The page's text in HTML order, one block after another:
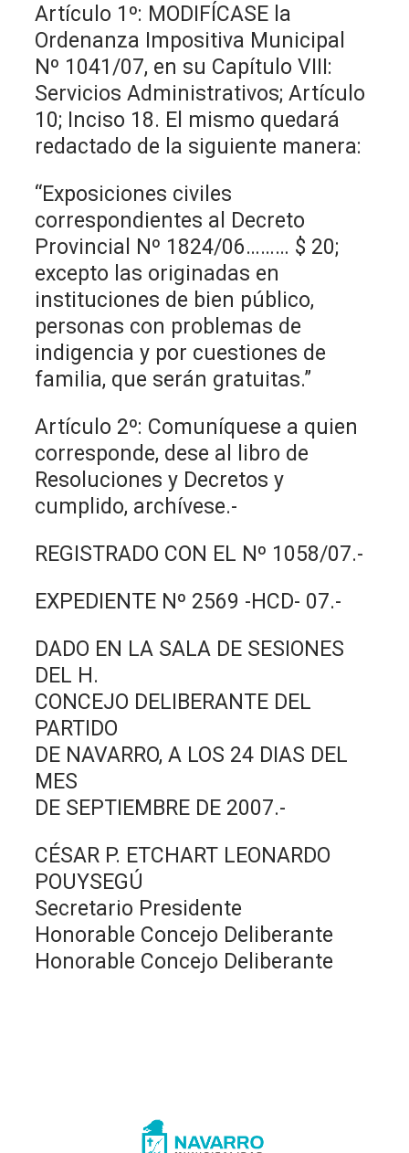
Artículo 1º: MODIFÍCASE la
Ordenanza Impositiva Municipal
Nº 1041/07, en su Capítulo VIII:
Servicios Administrativos; Artículo
10; Inciso 18. El mismo quedará
redactado de la siguiente manera:
“Exposiciones civiles
correspondientes al Decreto
Provincial Nº 1824/06……… $ 20;
excepto las originadas en
instituciones de bien público,
personas con problemas de
indigencia y por cuestiones de
familia, que serán gratuitas.”
Artículo 2º: Comuníquese a quien
corresponde, dese al libro de
Resoluciones y Decretos y
cumplido, archívese.-
REGISTRADO CON EL Nº 1058/07.-
EXPEDIENTE Nº 2569 -HCD- 07.-
DADO EN LA SALA DE SESIONES
DEL H.
CONCEJO DELIBERANTE DEL
PARTIDO
DE NAVARRO, A LOS 24 DIAS DEL
MES
DE SEPTIEMBRE DE 2007.-
CÉSAR P. ETCHART LEONARDO
POUYSEGÚ
Secretario Presidente
Honorable Concejo Deliberante
Honorable Concejo Deliberante